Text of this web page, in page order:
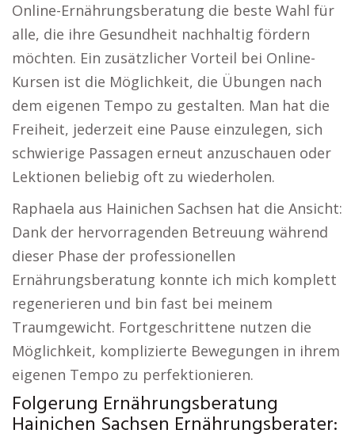
Online-Ernährungsberatung die beste Wahl für
alle, die ihre Gesundheit nachhaltig fördern
möchten. Ein zusätzlicher Vorteil bei Online-
Kursen ist die Möglichkeit, die Übungen nach
dem eigenen Tempo zu gestalten. Man hat die
Freiheit, jederzeit eine Pause einzulegen, sich
schwierige Passagen erneut anzuschauen oder
Lektionen beliebig oft zu wiederholen.
Raphaela aus Hainichen Sachsen hat die Ansicht:
Dank der hervorragenden Betreuung während
dieser Phase der professionellen
Ernährungsberatung konnte ich mich komplett
regenerieren und bin fast bei meinem
Traumgewicht. Fortgeschrittene nutzen die
Möglichkeit, komplizierte Bewegungen in ihrem
eigenen Tempo zu perfektionieren.
Folgerung Ernährungsberatung
Hainichen Sachsen Ernährungsberater: